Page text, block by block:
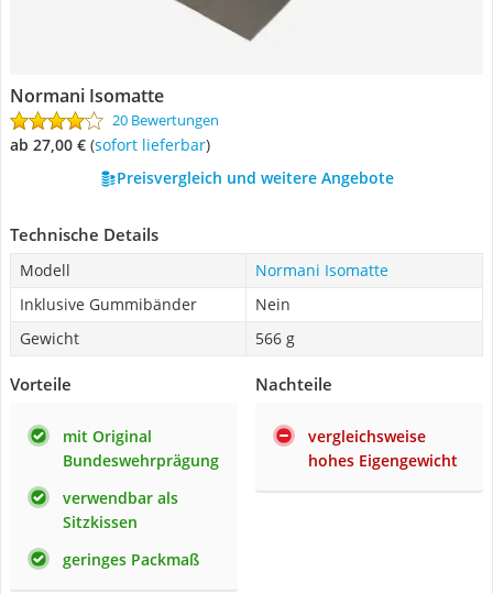
Normani Isomatte
20 Bewertungen
ab 27,00 € ( Sofort lieferbar)
Preisvergleich und weitere Angebote
Technische Details
Modell
Normani Isomatte
Inklusive Gummibänder
Nein
Gewicht
566 g
Vorteile
mit Original
Bundeswehrprägung
verwendbar als
Sitzkissen
geringes Packmaß
Nachteile
vergleichsweise
hohes Eigengewicht